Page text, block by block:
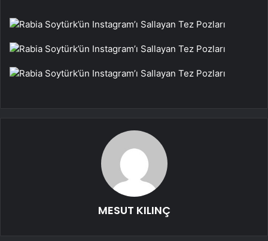
Rabia Soytürk’ün Instagram’ı Sallayan Tez Pozları
Rabia Soytürk’ün Instagram’ı Sallayan Tez Pozları
Rabia Soytürk’ün Instagram’ı Sallayan Tez Pozları
MESUT KILINÇ